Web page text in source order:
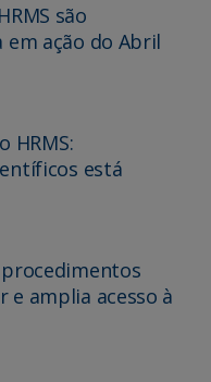
são
ação do Abril
HRMS:
está
procedimentos
amplia acesso à